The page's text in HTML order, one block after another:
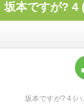
坂本ですが? 4
坂本ですが? 4 (